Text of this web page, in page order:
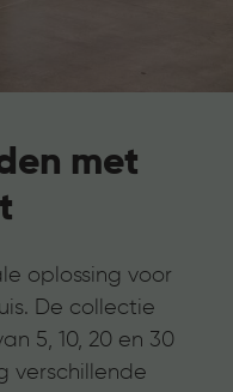
met
oplossing voor
De collectie
5, 10, 20 en 30
verschillende